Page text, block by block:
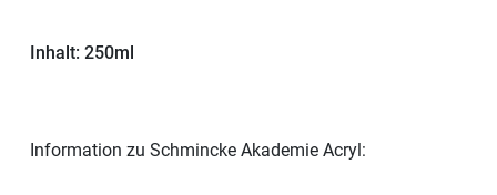
Inhalt: 250ml
Information zu Schmincke Akademie Acryl: